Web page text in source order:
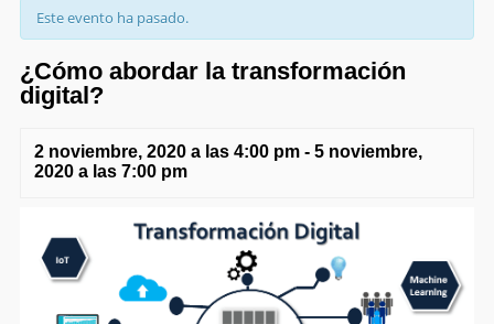
Este evento ha pasado.
¿Cómo abordar la transformación
digital?
2 noviembre, 2020 a las 4:00 pm- 5 noviembre,
2020 a las 7:00 pm